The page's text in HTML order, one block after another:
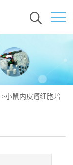
>小鼠内皮瘤细胞培